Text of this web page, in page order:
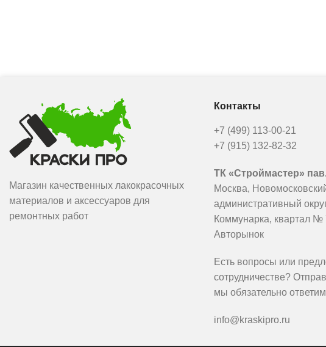
Магазин качественных лакокрасочных
материалов и аксессуаров для
ремонтных работ
Контакты
+7 (499) 113-00-21
+7 (915) 132-82-32
ТК «Строймастер»
Москва,
административный
Коммунарка, квартал №
Авторынок
Есть вопросы или
сотрудничестве?
мы обязательно
info@kraskipro.ru